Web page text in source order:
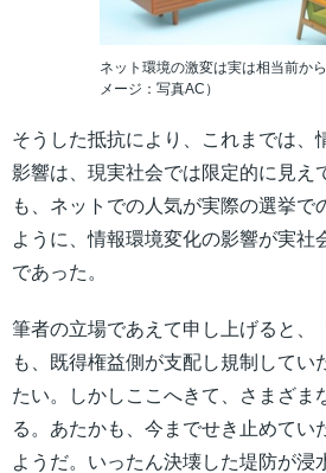
ネット環境の激変は実は相当前か
メージ：写真AC）
そうした抵抗により、これまでは、
影響は、現実社会では限定的に見え
も、ネットでの人気が実際の選挙で
ように、情報環境変化の影響が実社
であった。
筆者の立場であえて申し上げると、
も、既得権益側が支配し規制してい
たい。しかしここへきて、さまざま
る。あたかも、今までせき止めてい
ようだ。いったん決壊した堤防が浸